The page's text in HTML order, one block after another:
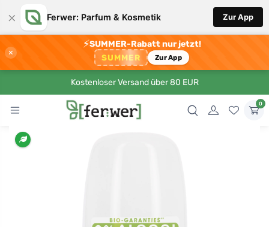
× Ferwer: Parfum & Kosmetik Zur App
×
⚡SUMMER-Rabatt nur jetzt!
SUMMER Zur App
Kostenloser Versand über 80 EUR
0